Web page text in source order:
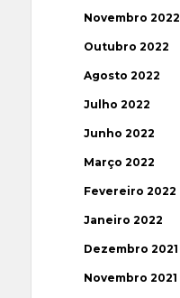
Novembro 2022
Outubro 2022
Agosto 2022
Julho 2022
Junho 2022
Março 2022
Fevereiro 2022
Janeiro 2022
Dezembro 2021
Novembro 2021